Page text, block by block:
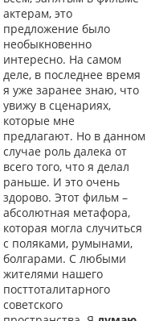
актерам, это
предложение было
необыкновенно
интересно. На самом
деле, в последнее время
я уже заранее знаю, что
увижу в сценариях,
которые мне
предлагают. Но в данном
случае роль далека от
всего того, что я делал
раньше. И это очень
здорово. Этот фильм –
абсолютная метафора,
которая могла случиться
с поляками, румынами,
болгарами. С любыми
жителями нашего
посттоталитарного
советского